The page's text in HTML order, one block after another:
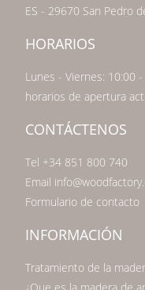
ES - 29670 San Pedro
HORARIOS
Lunes - Viernes: 10:00
horarios de apertura
CONTÁCTENOS
Tel +34 851 800 740
Email
Formulario de contacto
INFORMACIÓN
Tratamiento de la